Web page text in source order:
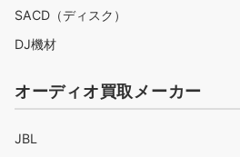
SACD（ディスク）
DJ機材
オーディオ買取メーカー
JBL